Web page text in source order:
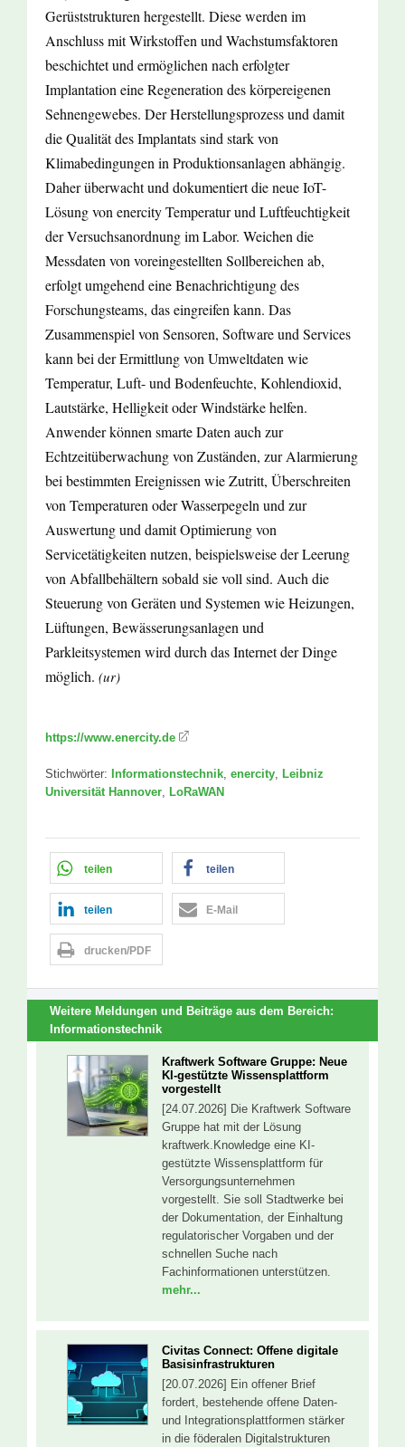
Gerüststrukturen hergestellt. Diese werden im
Anschluss mit Wirkstoffen und Wachstumsfaktoren
beschichtet und ermöglichen nach erfolgter
Implantation eine Regeneration des körpereigenen
Sehnengewebes. Der Herstellungsprozess und damit
die Qualität des Implantats sind stark von
Klimabedingungen in Produktionsanlagen abhängig.
Daher überwacht und dokumentiert die neue IoT-
Lösung von enercity Temperatur und Luftfeuchtigkeit
der Versuchsanordnung im Labor. Weichen die
Messdaten von voreingestellten Sollbereichen ab,
erfolgt umgehend eine Benachrichtigung des
Forschungsteams, das eingreifen kann. Das
Zusammenspiel von Sensoren, Software und Services
kann bei der Ermittlung von Umweltdaten wie
Temperatur, Luft- und Bodenfeuchte, Kohlendioxid,
Lautstärke, Helligkeit oder Windstärke helfen.
Anwender können smarte Daten auch zur
Echtzeitüberwachung von Zuständen, zur Alarmierung
bei bestimmten Ereignissen wie Zutritt, Überschreiten
von Temperaturen oder Wasserpegeln und zur
Auswertung und damit Optimierung von
Servicetätigkeiten nutzen, beispielsweise der Leerung
von Abfallbehältern sobald sie voll sind. Auch die
Steuerung von Geräten und Systemen wie Heizungen,
Lüftungen, Bewässerungsanlagen und
Parkleitsystemen wird durch das Internet der Dinge
möglich. (ur)
https://www.enercity.de
Stichwörter: Informationstechnik enercity Leibniz
Universität Hannover LoRaWAN
teilen teilen
teilen E-Mail
drucken/PDF
Weitere Meldungen und Beiträge aus dem Bereich:
Informationstechnik
Kraftwerk Software Gruppe: Neue
KI-gestützte Wissensplattform
vorgestellt
[24.07.2026] Die Kraftwerk Software
Gruppe hat mit der Lösung
kraftwerk.Knowledge eine KI-
gestützte Wissensplattform für
Versorgungsunternehmen
vorgestellt. Sie soll Stadtwerke bei
der Dokumentation, der Einhaltung
regulatorischer Vorgaben und der
schnellen Suche nach
Fachinformationen unterstützen.
mehr...
Civitas Connect: Offene digitale
Basisinfrastrukturen
[20.07.2026] Ein offener Brief
fordert, bestehende offene Daten-
und Integrationsplattformen stärker
in die föderalen Digitalstrukturen